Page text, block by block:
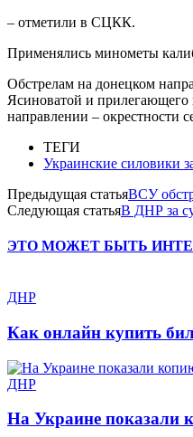
– отметили в СЦКК.
Применялись минометы
Обстрелам на донецком
Ясиноватой и прилегающего
направлении – окрестности
ТЕГИ
Украинские силовики
Предыдущая статьяВСУ
Следующая статьяВ ДНР за
ЭТО МОЖЕТ БЫТЬ
ДНР
Как онлайн купить
ДНР
На Украине показали